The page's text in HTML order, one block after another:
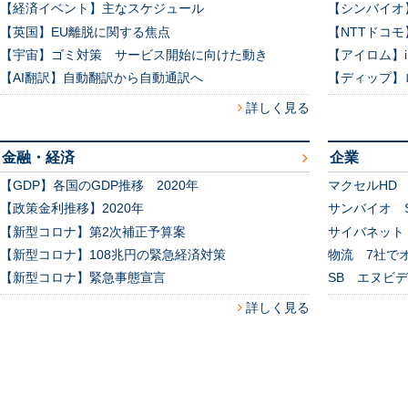
【経済イベント】主なスケジュール
【英国】EU離脱に関する焦点
【宇宙】ゴミ対策 サービス開始に向けた動き
【AI翻訳】自動翻訳から自動通訳へ
詳しく見る
【シンバイ
【NTTドコ
【アイロム
【ディップ
金融・経済
【GDP】各国のGDP推移 2020年
【政策金利推移】2020年
【新型コロナ】第2次補正予算案
【新型コロナ】108兆円の緊急経済対策
【新型コロナ】緊急事態宣言
詳しく見る
企業
マクセルHD
サンバイオ
サイバネッ
物流 7社で
SB エヌビデ